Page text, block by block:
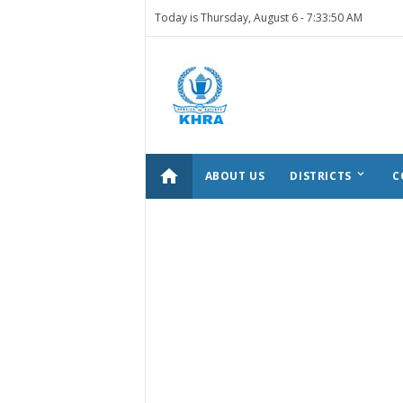
Today is Thursday, August 6 -7:33:50 AM
home ABOUT US DISTRICTS keyboard_arrow_down